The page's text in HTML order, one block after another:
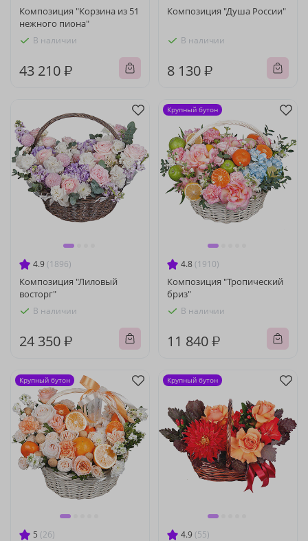
Композиция "Корзина из 51
нежного пиона"
В наличии
43 210 ₽
Композиция "Душа России"
В наличии
8 130 ₽
4.9 (1896)
Композиция "Лиловый
восторг"
В наличии
24 350 ₽
4.8 (1910)
Композиция "Тропический
бриз"
В наличии
11 840 ₽
Крупный бутон
5 (26)
Крупный бутон
4.9 (55)
Крупный бутон